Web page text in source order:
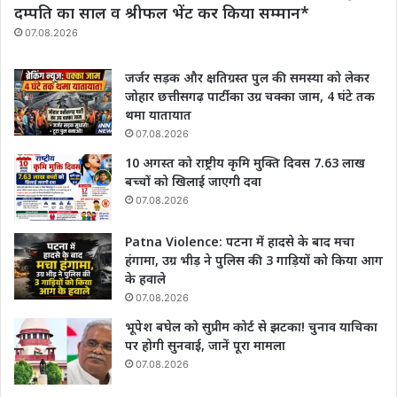
दम्पति का साल व श्रीफल भेंट कर किया सम्मान*
07.08.2026
जर्जर सड़क और क्षतिग्रस्त पुल की समस्या को लेकर
जोहार छत्तीसगढ़ पार्टी का उग्र चक्का जाम, 4 घंटे तक
थमा यातायात
07.08.2026
10 अगस्त को राष्ट्रीय कृमि मुक्ति दिवस 7.63 लाख
बच्चों को खिलाई जाएगी दवा
07.08.2026
Patna Violence: पटना में हादसे के बाद मचा
हंगामा, उग्र भीड़ ने पुलिस की 3 गाड़ियों को किया आग
के हवाले
07.08.2026
भूपेश बघेल को सुप्रीम कोर्ट से झटका! चुनाव याचिका
पर होगी सुनवाई, जानें पूरा मामला
07.08.2026